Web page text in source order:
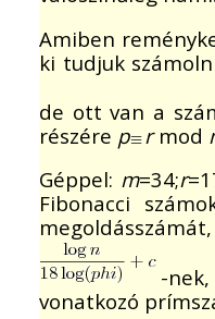
Amiben
ki tudjuk
de ott van a
részére p rmod
Géppel: m=34;r
Fibonacci
-
vonatkozó